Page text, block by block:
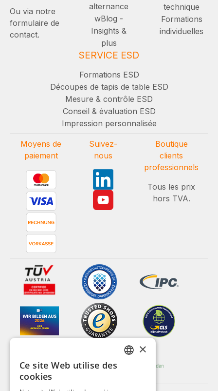
Ou via notre
formulaire de
contact.
alternance
wBlog -
Insights &
plus
technique
Formations
individuelles
SERVICE ESD
Formations ESD
Découpes de tapis de table ESD
Mesure & contrôle ESD
Conseil & évaluation ESD
Impression personnalisée
Moyens de
paiement
Suivez-
nous
Boutique
clients
professionnels
Tous les prix
hors TVA.
×
Ce site Web utilise des
cookies